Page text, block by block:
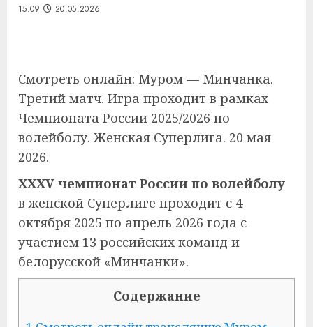
15:09 20.05.2026
Смотреть онлайн: Муром — Минчанка.
Третий матч. Игра проходит в рамках
Чемпионата России 2025/2026 по
волейболу. Женская Суперлига. 20 мая
2026.
XXXV чемпионат России по волейболу
в женской Суперлиге проходит с 4
октября 2025 по апрель 2026 года с
участием 13 российских команд и
белорусской «Минчанки».
Содержание